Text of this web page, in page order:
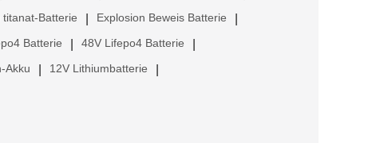
titanat-Batterie Explosion Beweis Batterie
Batterie 48V Lifepo4 Batterie
Akku 12V Lithiumbatterie